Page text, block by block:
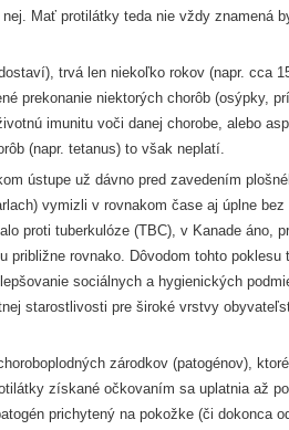
Mať protilátky teda nie vždy znamená
trvá len niekoľko rokov (napr. cca
prekonanie niektorých chorôb (osýpky,
imunitu voči danej chorobe, alebo
(napr. tetanus) to však neplatí.
ústupe už dávno pred zavedením
vymizli v rovnakom čase aj úplne bez
proti tuberkulóze (TBC), v Kanade áno,
rovnako. Dôvodom tohto poklesu
sociálnych a hygienických
starostlivosti pre široké vrstvy
zárodkov (patogénov), ktoré
získané očkovaním sa uplatnia až
prichytený na pokožke (či dokonca